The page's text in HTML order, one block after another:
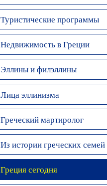
Туристические программы
Недвижимость в Греции
Эллины и филэллины
Лица эллинизма
Греческий мартиролог
Из истории греческих семей
Греция сегодня